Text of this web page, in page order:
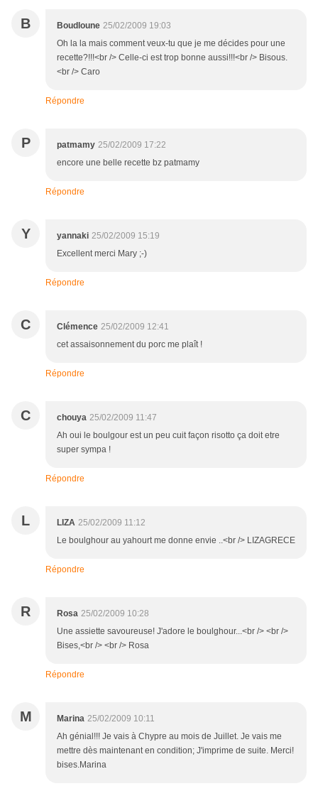
B Boudloune 25/02/2009 19:03
Oh la la mais comment veux-tu que je me décides pour une
recette?!!!<br /> Celle-ci est trop bonne aussi!!!<br /> Bisous.
<br /> Caro
Répondre
P patmamy 25/02/2009 17:22
encore une belle recette bz patmamy
Répondre
Y yannaki 25/02/2009 15:19
Excellent merci Mary ;-)
Répondre
C Clémence 25/02/2009 12:41
cet assaisonnement du porc me plaît !
Répondre
C chouya 25/02/2009 11:47
Ah oui le boulgour est un peu cuit façon risotto ça doit etre
super sympa !
Répondre
L LIZA 25/02/2009 11:12
Le boulghour au yahourt me donne envie ..<br /> LIZAGRECE
Répondre
R Rosa 25/02/2009 10:28
Une assiette savoureuse! J'adore le boulghour...<br /> <br />
Bises,<br /> <br /> Rosa
Répondre
M Marina 25/02/2009 10:11
Ah génial!!! Je vais à Chypre au mois de Juillet. Je vais me
mettre dès maintenant en condition; J'imprime de suite. Merci!
bises.Marina